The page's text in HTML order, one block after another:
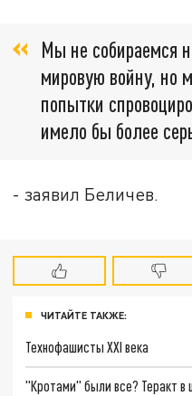
Мы не собираемся
мировую войну, но
попытки
имело бы более
- заявил Беличев.
ЧИТАЙТЕ ТАКЖЕ:
Технофашисты XXI века
"Кротами" были все? Теракт в